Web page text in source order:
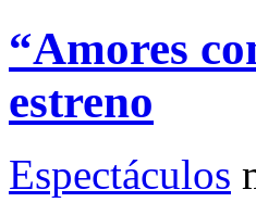
“Amores
estreno
Espectáculos